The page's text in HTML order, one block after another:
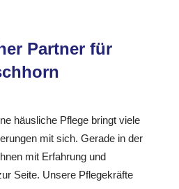
Partner für
häusliche Pflege bringt viele
mit sich. Gerade in der
mit Erfahrung und
Seite. Unsere Pflegekräfte